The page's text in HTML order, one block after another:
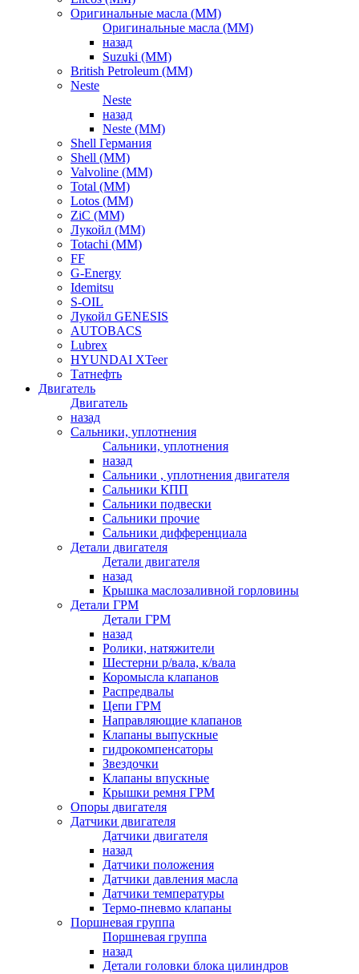
Оригинальные масла (ММ)
Оригинальные масла (ММ)
назад
Suzuki (ММ)
British Petroleum (ММ)
Neste
Neste
назад
Neste (ММ)
Shell Германия
Shell (ММ)
Valvoline (ММ)
Total (ММ)
Lotos (ММ)
ZiC (ММ)
Лукойл (ММ)
Totachi (MM)
FF
G-Energy
Idemitsu
S-OIL
Лукойл GENESIS
AUTOBACS
Lubrex
HYUNDAI XTeer
Татнефть
Двигатель
Двигатель
назад
Сальники, уплотнения
Сальники, уплотнения
назад
Сальники , уплотнения двигателя
Сальники КПП
Сальники подвески
Сальники прочие
Сальники дифференциала
Детали двигателя
Детали двигателя
назад
Крышка маслозаливной горловины
Детали ГРМ
Детали ГРМ
назад
Ролики, натяжители
Шестерни р/вала, к/вала
Коромысла клапанов
Распредвалы
Цепи ГРМ
Направляющие клапанов
Клапаны выпускные
гидрокомпенсаторы
Звездочки
Клапаны впускные
Крышки ремня ГРМ
Опоры двигателя
Датчики двигателя
Датчики двигателя
назад
Датчики положения
Датчики давления масла
Датчики температуры
Термо-пневмо клапаны
Поршневая группа
Поршневая группа
назад
Детали головки блока цилиндров